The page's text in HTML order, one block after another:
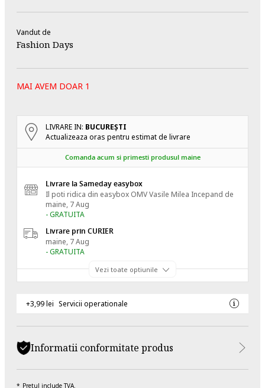
Vandut de
Fashion Days
MAI AVEM DOAR 1
LIVRARE IN: BUCUREŞTI
Actualizeaza oras pentru estimat de livrare
Comanda acum si primesti produsul maine
Livrare la Sameday easybox
Il poti ridica din easybox OMV Vasile Milea Incepand de
maine, 7 Aug
- GRATUITA
Livrare prin CURIER
maine, 7 Aug
- GRATUITA
Vezi toate optiunile
+3,99 lei Servicii operationale
Informatii conformitate produs
Pretul include TVA.